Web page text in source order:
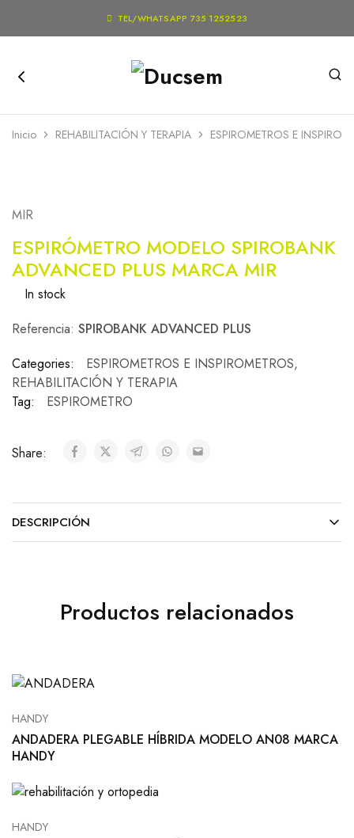
 TEL/WHATSAPP 735 1252523
Inicio REHABILITACIÓN Y TERAPIA ESPIROMETROS E
MIR
ESPIRÓMETRO MODELO SPIROBANK
ADVANCED PLUS MARCA MIR
In stock
Referencia: SPIROBANK ADVANCED PLUS
Categories:
ESPIROMETROS E INSPIROMETROS,
REHABILITACIÓN Y TERAPIA
Tag:
ESPIROMETRO
Share:
DESCRIPCIÓN
Productos relacionados
HANDY
ANDADERA PLEGABLE HÍBRIDA MODELO AN08 MARCA
HANDY
HANDY